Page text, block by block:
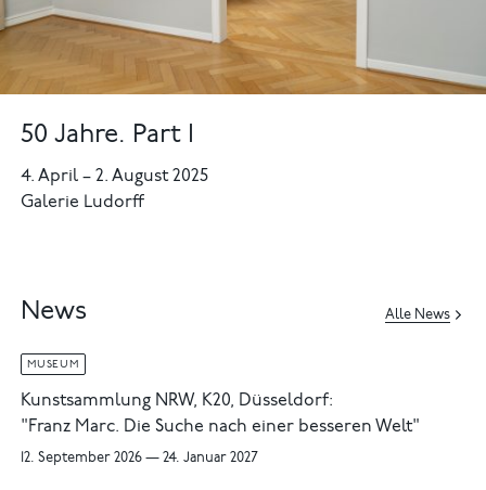
50 Jahre. Part I
4. April–2. August 2025
Galerie Ludorff
News Alle News
MUSEUM
Kunstsammlung NRW, K20, Düsseldorf:
"Franz Marc. Die Suche nach einer besseren Welt"
12. September 2026 — 24. Januar 2027